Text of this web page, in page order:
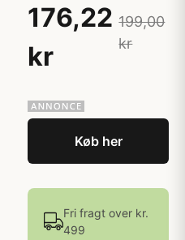
176,22
kr
199,00
kr
Køb her
Fri fragt over kr.
499